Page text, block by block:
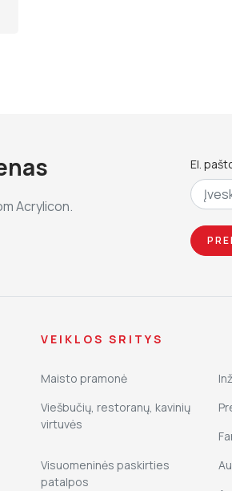
Acrylicon.
El.
VEIKLOS SRITYS
Maisto pramonė
Viešbučių, restoranų, kavinių
virtuvės
Visuomeninės paskirties
patalpos